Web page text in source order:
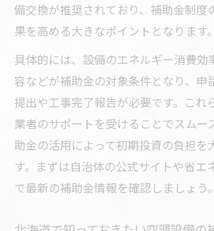
備交換が推奨されており、補助金制度
果を高める大きなポイントとなります。
具体的には、設備のエネルギー消費効
容などが補助金の対象条件となり、申
提出や工事完了報告が必要です。これ
業者のサポートを受けることでスムー
助金の活用によって初期投資の負担を
す。まずは自治体の公式サイトや省エ
で最新の補助金情報を確認しましょう。